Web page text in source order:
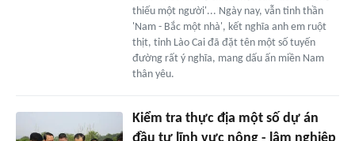
thiếu một người'... Ngày nay, vẫn tinh thần
'Nam - Bắc một nhà', kết nghĩa anh em ruột
thịt, tỉnh Lào Cai đã đặt tên một số tuyến
đường rất ý nghĩa, mang dấu ấn miền Nam
thân yêu.
Kiểm tra thực địa một số dự án